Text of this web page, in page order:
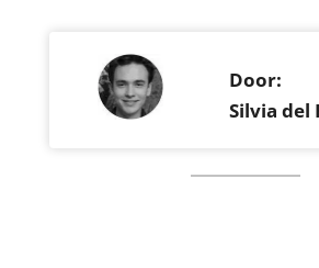
Door:
Silvia del